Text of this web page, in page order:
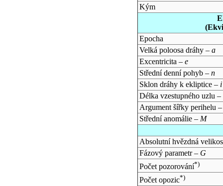
Kým
Epocha
Velká poloosa dráhy – a
Excentricita – e
Střední denní pohyb – n
Sklon dráhy k ekliptice – i
Délka vzestupného uzlu –
Argument šířky perihelu
Střední anomálie – M
Absolutní hvězdná
Fázový parametr – G
Počet pozorování*)
Počet opozic*)